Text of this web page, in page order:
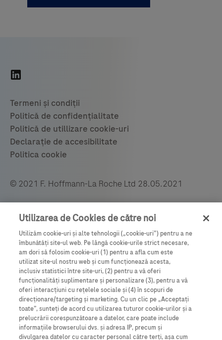
© 2021 F. Hoffmann-La Roche Ltd 28.05.2021
Roche România SRL, Bulevardul Poligrafiei 1A,
Clădirea Ana Tower, Recepție - etaj 15,
Sector 1, București, România, 013704.
Tel.:021-206.47.01, Fax: 021-206.47.00.
romania.info@roche.com;www.roche.ro
M-RO-00002676
Vă puteți abona la newsletter-ul nostru
Utilizarea de Cookies de către noi
Utilizăm cookie-uri și alte tehnologii („cookie-uri”) pentru a ne
îmbunătăți site-ul web. Pe lângă cookie-urile strict necesare,
am dori să folosim cookie-uri (1) pentru a afla cum este
utilizat site-ul nostru web și cum funcționează acesta,
inclusiv statistici între site-uri, (2) pentru a vă oferi
funcționalități suplimentare și personalizare (3), pentru a vă
oferi interacțiuni cu rețelele sociale și (4) în scopuri de
direcționare/targeting și marketing. Cu un clic pe „Acceptați
toate”, sunteți de acord cu utilizarea tuturor cookie-urilor și a
prelucrării corespunzătoare a datelor, care poate include
informațiile browserului dvs. și adresa IP, precum și
divulgarea datelor cu caracter personal către terți, așa cum